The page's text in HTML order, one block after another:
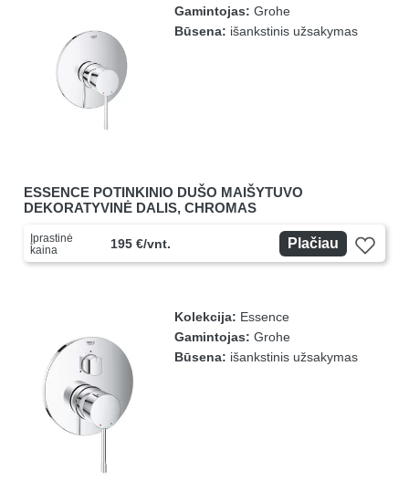
Gamintojas: Grohe
Būsena: išankstinis užsakymas
ESSENCE POTINKINIO DUŠO MAIŠYTUVO
DEKORATYVINĖ DALIS, CHROMAS
Įprastinė
kaina
195 €/vnt. Plačiau
Kolekcija: Essence
Gamintojas: Grohe
Būsena: išankstinis užsakymas